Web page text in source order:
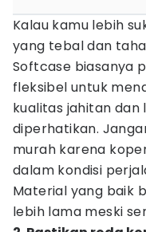
Kalau kamu lebih
yang tebal dan
Softcase biasanya
fleksibel untuk
kualitas jahitan
diperhatikan.
murah karena
dalam kondisi
Material yang baik
lebih lama meski